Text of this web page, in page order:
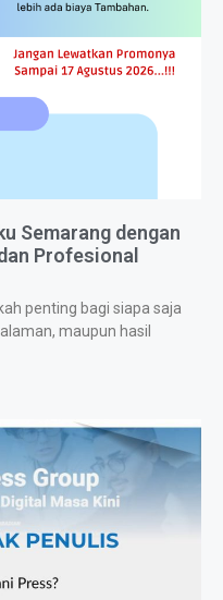
Semarang dengan
Profesional
penting bagi siapa saja
maupun hasil